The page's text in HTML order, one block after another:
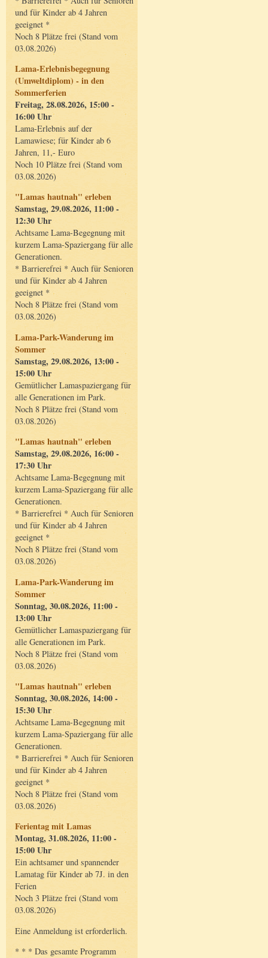
und für Kinder ab 4 Jahren
geeignet *
Noch 8 Plätze frei (Stand vom
03.08.2026)
Lama-Erlebnisbegegnung
(Umweltdiplom) - in den
Sommerferien
Freitag, 28.08.2026, 15:00 -
16:00 Uhr
Lama-Erlebnis auf der
Lamawiese; für Kinder ab 6
Jahren, 11,- Euro
Noch 10 Plätze frei (Stand vom
03.08.2026)
"Lamas hautnah" erleben
Samstag, 29.08.2026, 11:00 -
12:30 Uhr
Achtsame Lama-Begegnung mit
kurzem Lama-Spaziergang für alle
Generationen.
* Barrierefrei * Auch für Senioren
und für Kinder ab 4 Jahren
geeignet *
Noch 8 Plätze frei (Stand vom
03.08.2026)
Lama-Park-Wanderung im
Sommer
Samstag, 29.08.2026, 13:00 -
15:00 Uhr
Gemütlicher Lamaspaziergang für
alle Generationen im Park.
Noch 8 Plätze frei (Stand vom
03.08.2026)
"Lamas hautnah" erleben
Samstag, 29.08.2026, 16:00 -
17:30 Uhr
Achtsame Lama-Begegnung mit
kurzem Lama-Spaziergang für alle
Generationen.
* Barrierefrei * Auch für Senioren
und für Kinder ab 4 Jahren
geeignet *
Noch 8 Plätze frei (Stand vom
03.08.2026)
Lama-Park-Wanderung im
Sommer
Sonntag, 30.08.2026, 11:00 -
13:00 Uhr
Gemütlicher Lamaspaziergang für
alle Generationen im Park.
Noch 8 Plätze frei (Stand vom
03.08.2026)
"Lamas hautnah" erleben
Sonntag, 30.08.2026, 14:00 -
15:30 Uhr
Achtsame Lama-Begegnung mit
kurzem Lama-Spaziergang für alle
Generationen.
* Barrierefrei * Auch für Senioren
und für Kinder ab 4 Jahren
geeignet *
Noch 8 Plätze frei (Stand vom
03.08.2026)
Ferientag mit Lamas
Montag, 31.08.2026, 11:00 -
15:00 Uhr
Ein achtsamer und spannender
Lamatag für Kinder ab 7J. in den
Ferien
Noch 3 Plätze frei (Stand vom
03.08.2026)
Eine Anmeldung ist erforderlich.
* * * Das gesamte Programm